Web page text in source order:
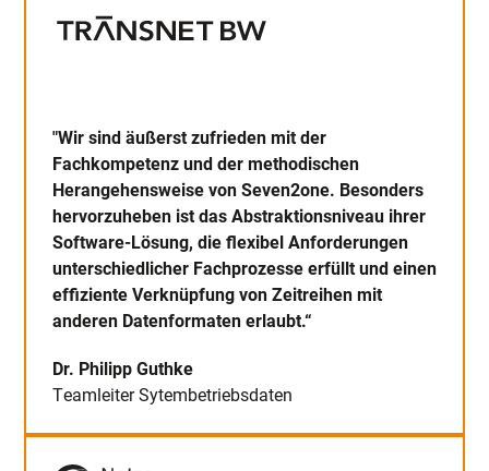
"Wir sind äußerst zufrieden mit der
Fachkompetenz und der methodischen
Herangehensweise von Seven2one. Besonders
hervorzuheben ist das Abstraktionsniveau ihrer
Software-Lösung, die flexibel Anforderungen
unterschiedlicher Fachprozesse erfüllt und einen
effiziente Verknüpfung von Zeitreihen mit
anderen Datenformaten erlaubt.“
Dr. Philipp Guthke
Teamleiter Sytembetriebsdaten